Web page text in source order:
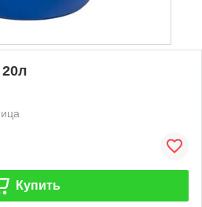
Купить